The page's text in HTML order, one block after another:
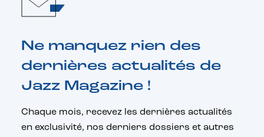
Ne manquez rien des
dernières actualités de
Jazz Magazine !
Chaque mois, recevez les dernières actualités
en exclusivité, nos derniers dossiers et autres